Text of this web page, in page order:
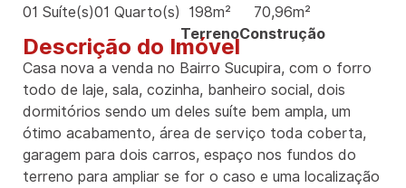
01 Suíte(s)01 Quarto(s)
198m²
Terreno
70,96m²
Construção
Descrição do Imóvel
Casa nova a venda no Bairro Sucupira, com o forro
todo de laje, sala, cozinha, banheiro social, dois
dormitórios sendo um deles suíte bem ampla, um
ótimo acabamento, área de serviço toda coberta,
garagem para dois carros, espaço nos fundos do
terreno para ampliar se for o caso e uma localização